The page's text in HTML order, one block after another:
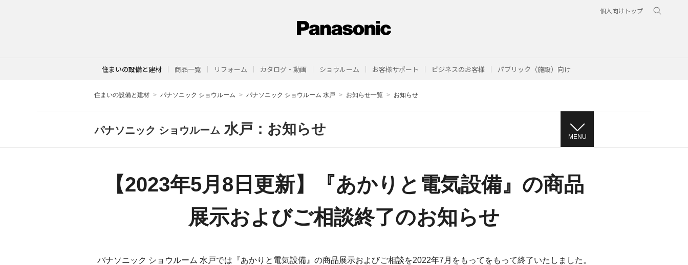
個人向けトップ
住まいの設備と建材 商品一覧 リフォーム カタログ・動画 ショウルーム お客様サポート ビジネスのお客様 パブリック（施設）向け
住まいの設備と建材 パナソニック ショウルーム パナソニック ショウルーム 水戸 お知らせ一覧 お知らせ
パナソニック ショウルーム 水戸：お知らせ MENU
【2023年5月8日更新】『あかりと電気設備』の商品
展示およびご相談終了のお知らせ
パナソニック ショウルーム 水戸では『あかりと電気設備』の商品展示およびご相談を2022年7月をもってをもって終了いたしました。